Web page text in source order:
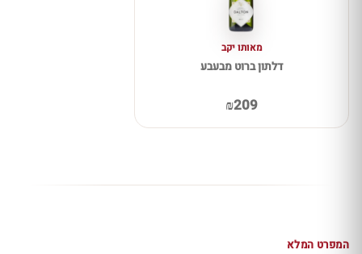
מאותו יקב
דלתון ברוט מבעבע
₪209
המפרט המלא